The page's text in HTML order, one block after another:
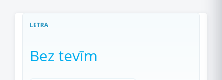
LETRA
Bez tevīm